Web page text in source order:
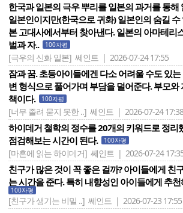
한국과 일본의 극우 뿌리를 일본의 과거를 통해
일본인이지만(한국으로 귀화) 일본인의 숨길
본 고대사에서부터 찾아낸다. 일본의 아마테리
벌과 자..
100자평
[극우의 신화 일본] 쎄인트 | 2026-07-24 17:55
잠과 꿈. 초등아이들에겐 다소 어려울 수도 있
변 형식으로 풀어가며 부담을 덜어준다. 부모와
책이다.
100자평
[너무 졸려 묻지 못한 ..] 쎄인트 | 2026-07-24
하이데거 철학의 정수를 20개의 키워드로 정리
점검해보는 시간이 된다.
100자평
[마흔에 읽는 하이데거] 쎄인트 | 2026-07-24
친구가 많은 것이 꼭 좋은 걸까? 아이들에게 친
는 시간을 준다. 특히 내향성인 아이들에게 추
100자평
[친구가 생기는 비밀 ..] 쎄인트 | 2026-07-23 17:55